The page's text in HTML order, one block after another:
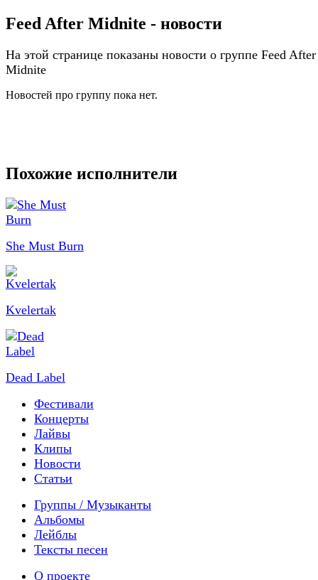
Feed After Midnite - новости
На этой странице показаны новости о группе Feed After
Midnite
Новостей про группу пока нет.
Похожие исполнители
She Must Burn
Kvelertak
Dead Label
Фестивали
Концерты
Лайвы
Клипы
Новости
Статьи
Группы / Музыканты
Альбомы
Лейблы
Тексты песен
О проекте